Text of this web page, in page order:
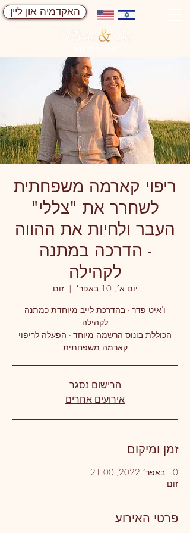
האקדמיה און ליין
ריפוי קארמה משפחתית
לשחרר את "צללי"
העבר ולחיות את ההווה
- הדרכה במתנה
לקהילה
יום א׳, 10 באפר׳
  |
זום
ו'איט פדר - בהדרכת לייב מיוחדת כמתנה
הכוללת בונוס הרשמה מיוחד - הפעלה לריפוי
קארמה משפחתית
הרישום נסגר
אירועים אחרים
זמן ומיקום
10 באפר׳ 2022, 21:00
זום
פרטי האירוע